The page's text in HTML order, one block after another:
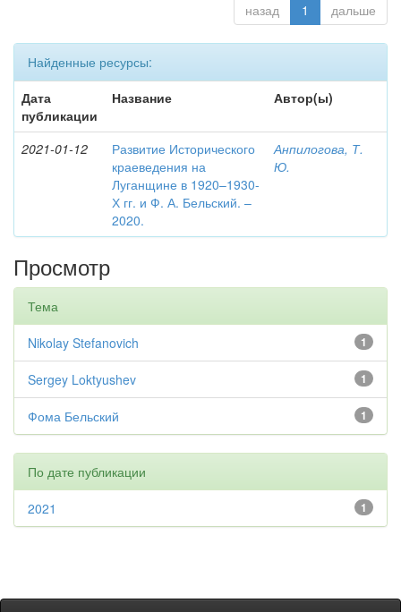
назад 1 дальше
Найденные ресурсы:
Дата
публикации
Название Автор(ы)
2021-01-12
Развитие Исторического
краеведения на
Луганщине в 1920–1930-
Х гг. и Ф. А. Бельский. –
2020.
Анпилогова, Т.
Ю.
Просмотр
Тема
1
Nikolay Stefanovich
1
Sergey Loktyushev
1
Фома Бельский
По дате публикации
1
2021